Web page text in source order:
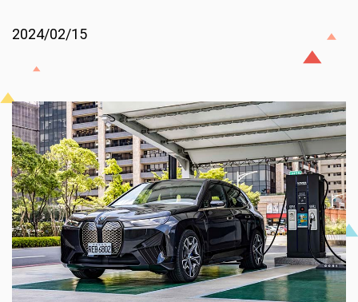
2024/02/15